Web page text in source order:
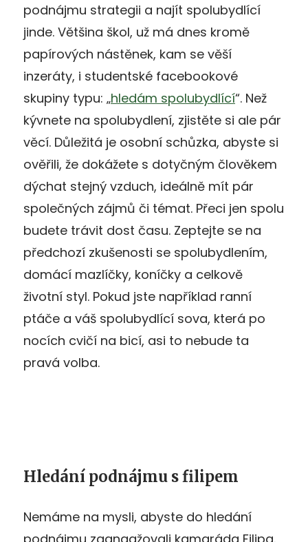
podnájmu strategii a najít spolubydlící
jinde. Většina škol, už má dnes kromě
papírových nástěnek, kam se věší
inzeráty, i studentské facebookové
skupiny typu: „hledám spolubydlící“. Než
kývnete na spolubydlení, zjistěte si ale pár
věcí. Důležitá je osobní schůzka, abyste si
ověřili, že dokážete s dotyčným člověkem
dýchat stejný vzduch, ideálně mít pár
společných zájmů či témat. Přeci jen spolu
budete trávit dost času. Zeptejte se na
předchozí zkušenosti se spolubydlením,
domácí mazlíčky, koníčky a celkově
životní styl. Pokud jste například ranní
ptáče a váš spolubydlící sova, která po
nocích cvičí na bicí, asi to nebude ta
pravá volba.
Hledání podnájmu s filipem
Nemáme na mysli, abyste do hledání